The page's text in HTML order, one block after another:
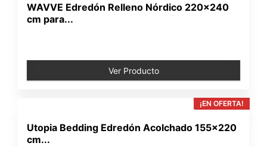
WAVVE Edredón Relleno Nórdico 220x240
cm para...
Ver Producto
¡EN OFERTA!
Utopia Bedding Edredón Acolchado 155x220
cm...